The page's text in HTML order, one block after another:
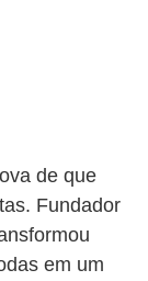
de que
Fundador
em um